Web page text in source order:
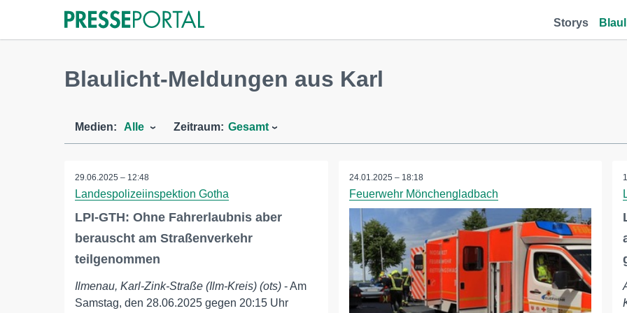
Storys
Blaulicht-Meldungen aus Karl
Medien: Alle Zeitraum: Gesamt
29.06.2025 – 12:48
Landespolizeiinspektion Gotha
LPI-GTH: Ohne Fahrerlaubnis aber
berauscht am Straßenverkehr
teilgenommen
Ilmenau, Karl-Zink-Straße (Ilm-Kreis) (ots) - Am
Samstag, den 28.06.2025 gegen 20:15 Uhr
24.01.2025 – 18:18
Feuerwehr Mönchengladbach